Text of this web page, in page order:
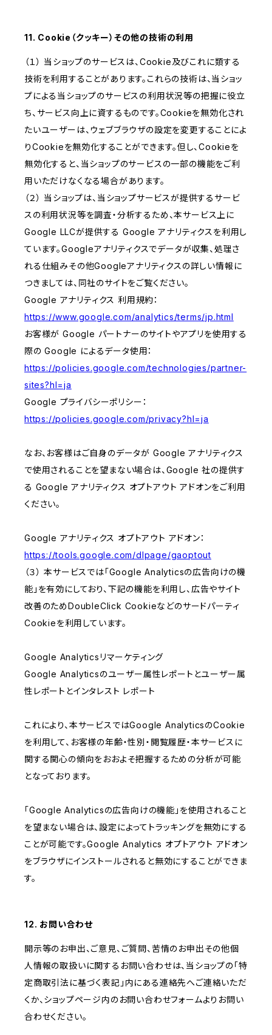
11. Cookie（クッキー）その他の技術の利用
（１） 当ショップのサービスは、Cookie及びこれに類する
技術を利用することがあります。これらの技術は、当ショッ
プによる当ショップのサービスの利用状況等の把握に役立
ち、サービス向上に資するものです。Cookieを無効化され
たいユーザーは、ウェブブラウザの設定を変更することによ
りCookieを無効化することができます。但し、Cookieを
無効化すると、当ショップのサービスの一部の機能をご利
用いただけなくなる場合があります。
（２） 当ショップは、当ショップサービスが提供するサービ
スの利用状況等を調査・分析するため、本サービス上に
Google LLCが提供する Google アナリティクスを利用し
ています。Googleアナリティクスでデータが収集、処理さ
れる仕組みその他Googleアナリティクスの詳しい情報に
つきましては、同社のサイトをご覧ください。
Google アナリティクス 利用規約：
https://www.google.com/analytics/terms/jp.html
お客様が Google パートナーのサイトやアプリを使用する
際の Google によるデータ使用：
https://policies.google.com/technologies/partner-
sites?hl=ja
Google プライバシーポリシー：
https://policies.google.com/privacy?hl=ja
なお、お客様はご自身のデータが Google アナリティクス
で使用されることを望まない場合は、Google 社の提供す
る Google アナリティクス オプトアウト アドオンをご利用
ください。
Google アナリティクス オプトアウト アドオン：
https://tools.google.com/dlpage/gaoptout
（３） 本サービスでは「Google Analyticsの広告向けの機
能」を有効にしており、下記の機能を利用し、広告やサイト
改善のためDoubleClick Cookieなどのサードパーティ
Cookieを利用しています。
Google Analyticsリマーケティング
Google Analyticsのユーザー属性レポートとユーザー属
性レポートとインタレスト レポート
これにより、本サービスではGoogle AnalyticsのCookie
を利用して、お客様の年齢・性別・閲覧履歴・本サービスに
関する関心の傾向をおおよそ把握するための分析が可能
となっております。
「Google Analyticsの広告向けの機能」を使用されること
を望まない場合は、設定によってトラッキングを無効にする
ことが可能です。Google Analytics オプトアウト アドオン
をブラウザにインストールされると無効にすることができま
す。
12. お問い合わせ
開示等のお申出、ご意見、ご質問、苦情のお申出その他個
人情報の取扱いに関するお問い合わせは、当ショップの「特
定商取引法に基づく表記」内にある連絡先へご連絡いただ
くか、ショップページ内のお問い合わせフォームよりお問い
合わせください。